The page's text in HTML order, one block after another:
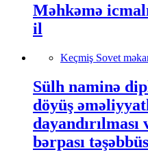
Məhkəmə
il
Keçmiş Sovet
Sülh naminə
döyüş
dayandırılması
bərpası